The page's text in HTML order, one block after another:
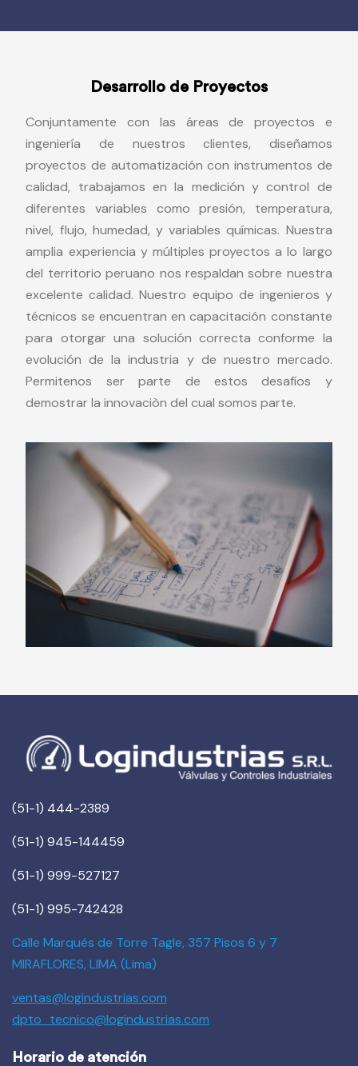
Desarrollo de Proyectos
Conjuntamente con las áreas de proyectos e
ingeniería de nuestros clientes, diseñamos
proyectos de automatización con instrumentos de
calidad, trabajamos en la medición y control de
diferentes variables como presión, temperatura,
nivel, flujo, humedad, y variables químicas. Nuestra
amplia experiencia y múltiples proyectos a lo largo
del territorio peruano nos respaldan sobre nuestra
excelente calidad. Nuestro equipo de ingenieros y
técnicos se encuentran en capacitación constante
para otorgar una solución correcta conforme la
evolución de la industria y de nuestro mercado.
Permitenos ser parte de estos desafíos y
demostrar la innovaciòn del cual somos parte.
(51-1) 444-2389
(51-1) 945-144459
(51-1) 999-527127
(51-1) 995-742428
Calle Marqués de Torre Tagle, 357 Pisos 6 y 7
MIRAFLORES, LIMA (Lima)
ventas@logindustrias.com
dpto_tecnico@logindustrias.com
Horario de atención